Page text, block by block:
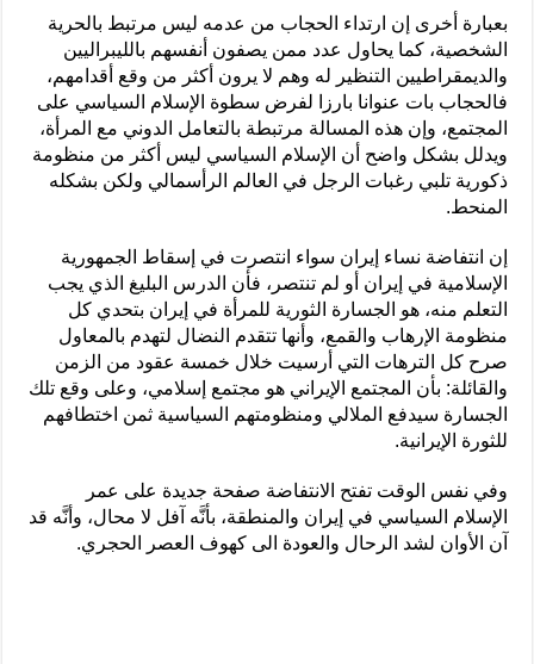
بعبارة أخرى إن ارتداء الحجاب من عدمه ليس مرتبط بالحرية
الشخصية، كما يحاول عدد ممن يصفون أنفسهم بالليبراليين
والديمقراطيين التنظير له وهم لا يرون أكثر من وقع أقدامهم،
فالحجاب بات عنوانا بارزا لفرض سطوة الإسلام السياسي على
المجتمع، وإن هذه المسالة مرتبطة بالتعامل الدوني مع المرأة،
ويدلل بشكل واضح أن الإسلام السياسي ليس أكثر من منظومة
ذكورية تلبي رغبات الرجل في العالم الرأسمالي ولكن بشكله
المنحط.
إن انتفاضة نساء إيران سواء انتصرت في إسقاط الجمهورية
الإسلامية في إيران أو لم تنتصر، فأن الدرس البليغ الذي يجب
التعلم منه، هو الجسارة الثورية للمرأة في إيران بتحدي كل
منظومة الإرهاب والقمع، وأنها تتقدم النضال لتهدم بالمعاول
صرح كل الترهات التي أرسيت خلال خمسة عقود من الزمن
والقائلة: بأن المجتمع الإيراني هو مجتمع إسلامي، وعلى وقع تلك
الجسارة سيدفع الملالي ومنظومتهم السياسية ثمن اختطافهم
للثورة الإيرانية.
وفي نفس الوقت تفتح الانتفاضة صفحة جديدة على عمر
الإسلام السياسي في إيران والمنطقة، بأنَّه آفل لا محال، وأنَّه قد
آن الأوان لشد الرحال والعودة الى كهوف العصر الحجري.